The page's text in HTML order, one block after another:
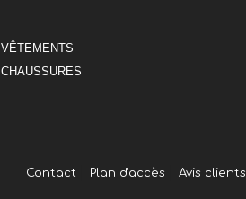
VÊTEMENTS
CHAUSSURES
Contact Plan d'accès Avis clients